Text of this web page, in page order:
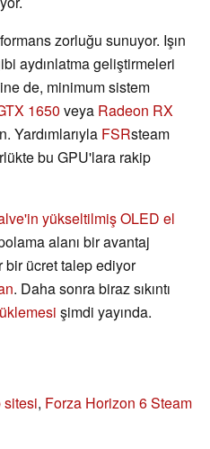
zorluğu sunuyor. Işın
aydınlatma geliştirmeleri
de, minimum sistem
1650 veya Radeon RX
Yardımlarıyla FSRsteam
bu GPU'lara rakip
yükseltilmiş OLED el
alanı bir avantaj
bir ücret talep ediyor
. Daha sonra biraz sıkıntı
şimdi yayında.
sitesi, Forza Horizon 6 Steam